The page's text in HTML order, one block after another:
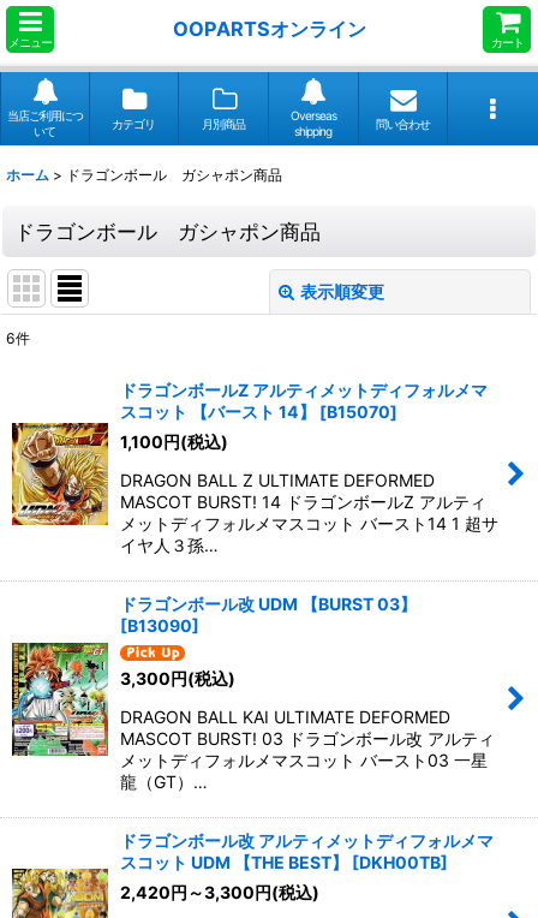
メニュー
OOPARTSオンライン
カート
当店ご利用につ
いて
カテゴリ 月別商品
Overseas
shipping
問い合わせ
ホーム > ドラゴンボール ガシャポン商品
ドラゴンボール ガシャポン商品
表示順変更
サブカテゴリ
表示数:
並び順:
絞り込む
6件
ドラゴンボールZ アルティメットディフォルメマ
スコット 【バースト 14】
[B15070]
1,100円(税込)
DRAGON BALL Z ULTIMATE DEFORMED
MASCOT BURST! 14 ドラゴンボールZ アルティ
メットディフォルメマスコット バースト14 1 超サ
イヤ人３孫…
ドラゴンボール改 UDM 【BURST 03】
[B13090]
3,300円(税込)
DRAGON BALL KAI ULTIMATE DEFORMED
MASCOT BURST! 03 ドラゴンボール改 アルティ
メットディフォルメマスコット バースト03 一星
龍（GT）…
ドラゴンボール改 アルティメットディフォルメマ
スコット UDM 【THE BEST】
[DKH00TB]
2,420円 ～3,300円(税込)